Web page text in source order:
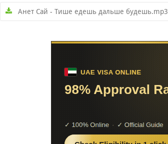
Анет Сай - Тише едешь дальше будешь.mp3